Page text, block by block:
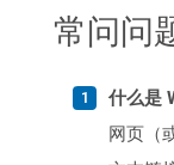
常问问
什么是
网页（